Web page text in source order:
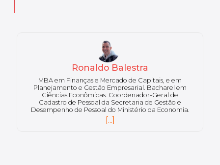
André de Faria Thomaz
Doutor em Administração pela PUC/PR. Mestre pela
Pontifícia Universidade Católica em Administração,
prático nas Funções de departamentos Contábil,
Financeiro e Pessoal. Especialista em Docência
Superior pela Universidade Gama Filho, MBA
Executivo em Administração de Empresas. Bacharel
em Ciências Contábeis pela Faculdade de Minas.
[...]